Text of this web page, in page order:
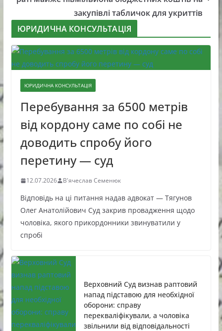
закупівлі табличок для укриттів
ЮРИДИЧНА КОНСУЛЬТАЦІЯ
ЮРИДИЧНА КОНСУЛЬТАЦІЯ
Перебування за 6500 метрів
від кордону саме по собі не
доводить спробу його
перетину — суд
12.07.2026 В'ячеслав Семенюк
Відповідь на ці питання надав адвокат — Тягунов
Олег Анатолійович Суд закрив провадження щодо
чоловіка, якого прикордонники звинуватили у
спробі
Верховний Суд визнав раптовий
напад підставою для необхідної
оборони: справу
перекваліфікували, а чоловіка
звільнили від відповідальності